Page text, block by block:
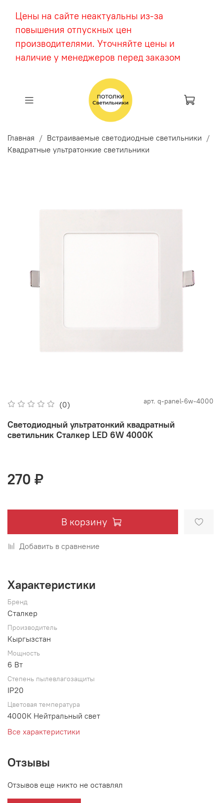
Цены на сайте неактуальны из-за
повышения отпускных цен
производителями. Уточняйте цены и
наличие у менеджеров перед заказом
Главная
Встраиваемые светодиодные светильники
Квадратные ультратонкие светильники
(0) арт. q-panel-6w-4000
Светодиодный ультратонкий квадратный
светильник Сталкер LED 6W 4000K
270 ₽
В корзину
Добавить в сравнение
Характеристики
Бренд
Сталкер
Производитель
Кыргызстан
Мощность
6 Вт
Степень пылевлагозащиты
IP20
Цветовая температура
4000К Нейтральный свет
Все характеристики
Отзывы
Отзывов еще никто не оставлял